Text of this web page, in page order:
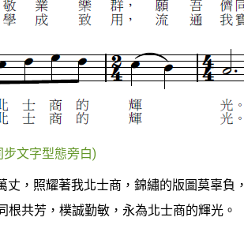
文字型態旁白)
，照耀著我北士商，錦繡的版圖莫辜負，
共芳，樸誠勤敏，永為北士商的輝光。